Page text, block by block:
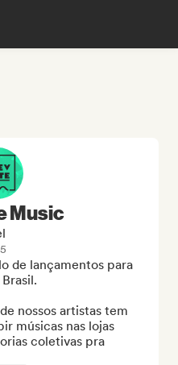
Music
de lançamentos para
nossos artistas tem
músicas nas lojas
coletivas pra